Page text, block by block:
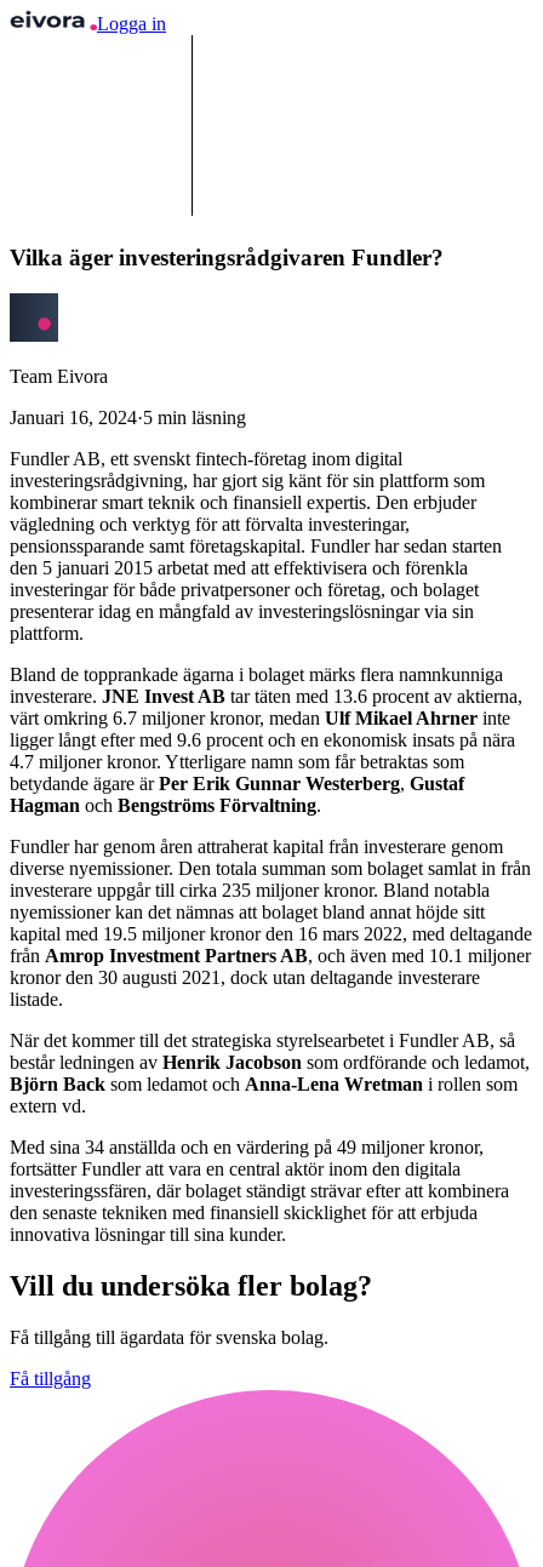
Logga in
Vilka äger investeringsrådgivaren Fundler?
Team Eivora
Januari 16, 2024·5 min läsning
Fundler AB, ett svenskt fintech-företag inom digital
investeringsrådgivning, har gjort sig känt för sin plattform som
kombinerar smart teknik och finansiell expertis. Den erbjuder
vägledning och verktyg för att förvalta investeringar,
pensionssparande samt företagskapital. Fundler har sedan starten
den 5 januari 2015 arbetat med att effektivisera och förenkla
investeringar för både privatpersoner och företag, och bolaget
presenterar idag en mångfald av investeringslösningar via sin
plattform.
Bland de topprankade ägarna i bolaget märks flera namnkunniga
investerare. JNE Invest AB tar täten med 13.6 procent av aktierna,
värt omkring 6.7 miljoner kronor, medan Ulf Mikael Ahrner inte
ligger långt efter med 9.6 procent och en ekonomisk insats på nära
4.7 miljoner kronor. Ytterligare namn som får betraktas som
betydande ägare ärPer Erik Gunnar Westerberg, Gustaf
Hagman och Bengströms Förvaltning.
Fundler har genom åren attraherat kapital från investerare genom
diverse nyemissioner. Den totala summan som bolaget samlat in från
investerare uppgår till cirka 235 miljoner kronor. Bland notabla
nyemissioner kan det nämnas att bolaget bland annat höjde sitt
kapital med 19.5 miljoner kronor den 16 mars 2022, med deltagande
från Amrop Investment Partners AB, och även med 10.1 miljoner
kronor den 30 augusti 2021, dock utan deltagande investerare
listade.
När det kommer till det strategiska styrelsearbetet i Fundler AB, så
består ledningen av Henrik Jacobson som ordförande och ledamot,
Björn Back som ledamot och Anna-Lena Wretman i rollen som
extern vd.
Med sina 34 anställda och en värdering på 49 miljoner kronor,
fortsätter Fundler att vara en central aktör inom den digitala
investeringssfären, där bolaget ständigt strävar efter att kombinera
den senaste tekniken med finansiell skicklighet för att erbjuda
innovativa lösningar till sina kunder.
Vill du undersöka fler bolag?
Få tillgång till ägardata för svenska bolag.
Få tillgång